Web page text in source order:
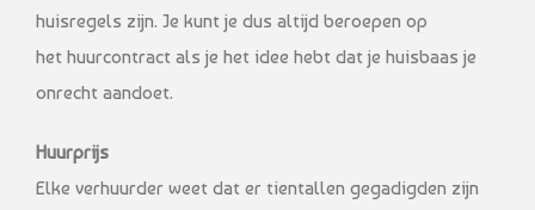
huisregels zijn. Je kunt je dus altijd beroepen op
het huurcontract als je het idee hebt dat je huisbaas je
onrecht aandoet.
Huurprijs
Elke verhuurder weet dat er tientallen gegadigden zijn